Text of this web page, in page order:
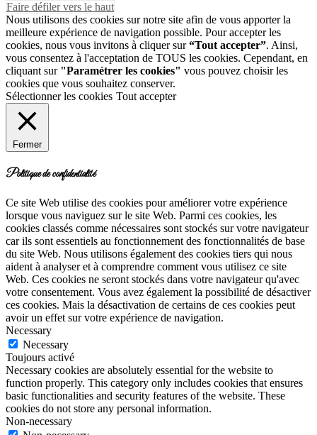
Faire défiler vers le haut
Nous utilisons des cookies sur notre site afin de vous apporter la
meilleure expérience de navigation possible. Pour accepter les
cookies, nous vous invitons à cliquer sur“Tout accepter”. Ainsi,
vous consentez à l'acceptation de TOUS les cookies. Cependant, en
cliquant sur "Paramétrer les cookies" vous pouvez choisir les
cookies que vous souhaitez conserver.
Sélectionner les cookies Tout accepter
Fermer
Politique de confidentialité
Ce site Web utilise des cookies pour améliorer votre expérience
lorsque vous naviguez sur le site Web. Parmi ces cookies, les
cookies classés comme nécessaires sont stockés sur votre navigateur
car ils sont essentiels au fonctionnement des fonctionnalités de base
du site Web. Nous utilisons également des cookies tiers qui nous
aident à analyser et à comprendre comment vous utilisez ce site
Web. Ces cookies ne seront stockés dans votre navigateur qu'avec
votre consentement. Vous avez également la possibilité de désactiver
ces cookies. Mais la désactivation de certains de ces cookies peut
avoir un effet sur votre expérience de navigation.
Necessary
Necessary
Toujours activé
Necessary cookies are absolutely essential for the website to
function properly. This category only includes cookies that ensures
basic functionalities and security features of the website. These
cookies do not store any personal information.
Non-necessary